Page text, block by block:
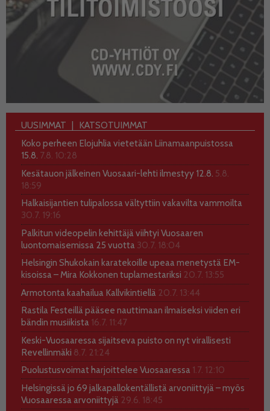
UUSIMMAT
KATSOTUIMMAT
Koko perheen Elojuhlia vietetään Liinamaanpuistossa
15.8. 7.8. 10:28
Kesätauon jälkeinen Vuosaari-lehti ilmestyy 12.8. 5.8.
18:59
Halkaisijantien tulipalossa vältyttiin vakavilta vammoilta
30.7. 19:16
Palkitun videopelin kehittäjä viihtyi Vuosaaren
luontomaisemissa 25 vuotta 30.7. 18:04
Helsingin Shukokain karatekoille upeaa menetystä EM-
kisoissa – Mira Kokkonen tuplamestariksi 20.7. 13:55
Armotonta kaahailua Kallvikintiellä 20.7. 13:44
Rastila Festeillä pääsee nauttimaan ilmaiseksi viiden eri
bändin musiikista 16.7. 11:47
Keski-Vuosaaressa sijaitseva puisto on nyt virallisesti
Revellinmäki 8.7. 21:24
Puolustusvoimat harjoittelee Vuosaaressa 1.7. 12:10
Helsingissä jo 69 jalkapallokentällistä arvoniittyjä – myös
Vuosaaressa arvoniittyjä 29.6. 18:45